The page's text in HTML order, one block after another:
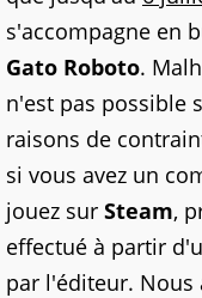
s'accompagne en
Gato Roboto.
n'est pas possible
raisons de
si vous avez un
jouez sur Steam,
effectué à partir
par l'éditeur. Nous